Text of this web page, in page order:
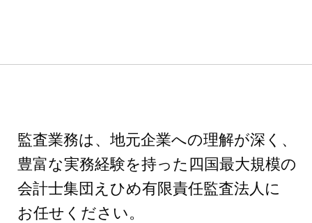
監査業務は、地元企業への理解が深く、
豊富な実務経験を持った四国最大規模の
会計士集団 えひめ有限責任監査法人に
お任せください。